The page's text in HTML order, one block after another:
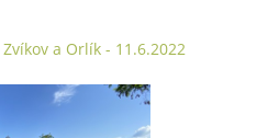
Zvíkov a Orlík - 11.6.2022